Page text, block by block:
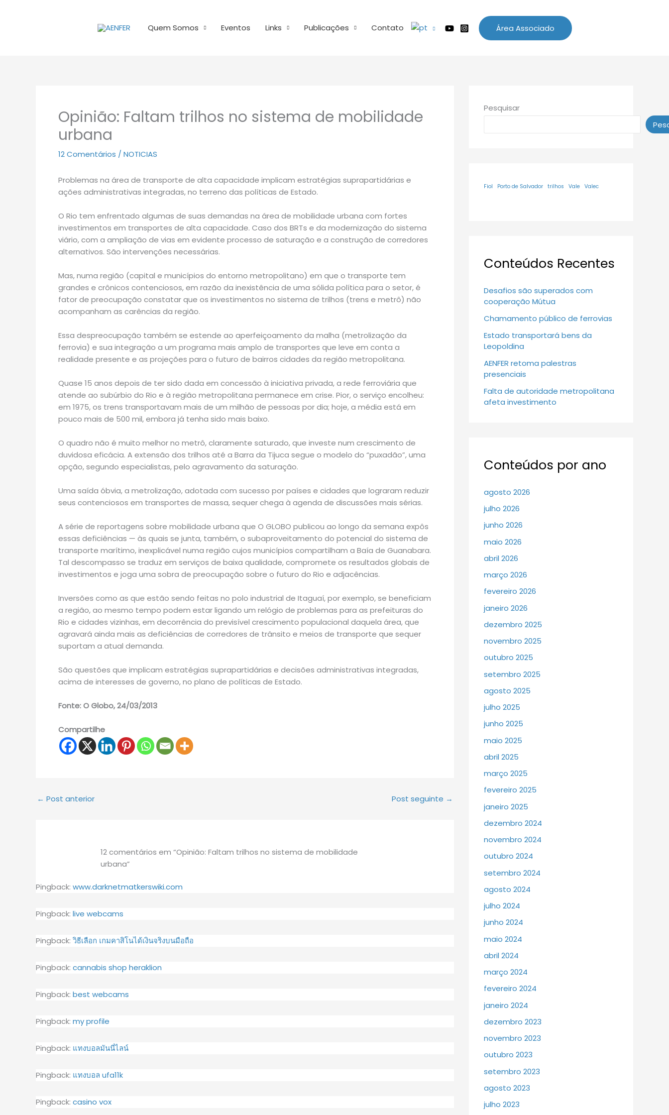
Quem Somos Eventos Links Publicações Contato Área Associado
Opinião: Faltam trilhos no sistema de mobilidade
urbana
12 Comentários / NOTICIAS
Problemas na área de transporte de alta capacidade implicam estratégias suprapartidárias e
ações administrativas integradas, no terreno das políticas de Estado.
O Rio tem enfrentado algumas de suas demandas na área de mobilidade urbana com fortes
investimentos em transportes de alta capacidade. Caso dos BRTs e da modernização do sistema
viário, com a ampliação de vias em evidente processo de saturação e a construção de corredores
alternativos. São intervenções necessárias.
Mas, numa região (capital e municípios do entorno metropolitano) em que o transporte tem
grandes e crônicos contenciosos, em razão da inexistência de uma sólida política para o setor, é
fator de preocupação constatar que os investimentos no sistema de trilhos (trens e metrô) não
acompanham as carências da região.
Essa despreocupação também se estende ao aperfeiçoamento da malha (metrolização da
ferrovia) e sua integração a um programa mais amplo de transportes que leve em conta a
realidade presente e as projeções para o futuro de bairros cidades da região metropolitana.
Quase 15 anos depois de ter sido dada em concessão à iniciativa privada, a rede ferroviária que
atende ao subúrbio do Rio e à região metropolitana permanece em crise. Pior, o serviço encolheu:
em 1975, os trens transportavam mais de um milhão de pessoas por dia; hoje, a média está em
pouco mais de 500 mil, embora já tenha sido mais baixo.
O quadro não é muito melhor no metrô, claramente saturado, que investe num crescimento de
duvidosa eficácia. A extensão dos trilhos até a Barra da Tijuca segue o modelo do “puxadão”, uma
opção, segundo especialistas, pelo agravamento da saturação.
Uma saída óbvia, a metrolização, adotada com sucesso por países e cidades que lograram reduzir
seus contenciosos em transportes de massa, sequer chega à agenda de discussões mais sérias.
A série de reportagens sobre mobilidade urbana que O GLOBO publicou ao longo da semana expôs
essas deficiências — às quais se junta, também, o subaproveitamento do potencial do sistema de
transporte marítimo, inexplicável numa região cujos municípios compartilham a Baía de Guanabara.
Tal descompasso se traduz em serviços de baixa qualidade, compromete os resultados globais de
investimentos e joga uma sobra de preocupação sobre o futuro do Rio e adjacências.
Inversões como as que estão sendo feitas no polo industrial de Itaguaí, por exemplo, se beneficiam
a região, ao mesmo tempo podem estar ligando um relógio de problemas para as prefeituras do
Rio e cidades vizinhas, em decorrência do previsível crescimento populacional daquela área, que
agravará ainda mais as deficiências de corredores de trânsito e meios de transporte que sequer
suportam a atual demanda.
São questões que implicam estratégias suprapartidárias e decisões administrativas integradas,
acima de interesses de governo, no plano de políticas de Estado.
Fonte: O Globo, 24/03/2013
Compartilhe
← Post anterior Post seguinte →
12 comentários em “Opinião: Faltam trilhos no sistema de mobilidade
urbana”
Pingback: www.darknetmatkerswiki.com
Pingback: live webcams
Pingback: วิธีเลือก เกมคาสิโนได้เงินจริงบนมือถือ
Pingback: cannabis shop heraklion
Pingback: best webcams
Pingback: my profile
Pingback: แทงบอลมันนี่ไลน์
Pingback: แทงบอล ufa11k
Pingback: casino vox
Pesquisar
Fiol Porto de Salvador trilhos Vale Valec
Conteúdos Recentes
Desafios são superados com
cooperação Mútua
Chamamento público de ferrovias
Estado transportará bens da
Leopoldina
AENFER retoma palestras
presenciais
Falta de autoridade metropolitana
afeta investimento
Conteúdos por ano
agosto 2026
julho 2026
junho 2026
maio 2026
abril 2026
março 2026
fevereiro 2026
janeiro 2026
dezembro 2025
novembro 2025
outubro 2025
setembro 2025
agosto 2025
julho 2025
junho 2025
maio 2025
abril 2025
março 2025
fevereiro 2025
janeiro 2025
dezembro 2024
novembro 2024
outubro 2024
setembro 2024
agosto 2024
julho 2024
junho 2024
maio 2024
abril 2024
março 2024
fevereiro 2024
janeiro 2024
dezembro 2023
novembro 2023
outubro 2023
setembro 2023
agosto 2023
julho 2023